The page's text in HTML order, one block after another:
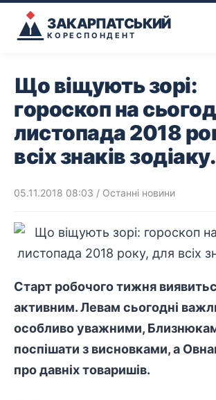
ЗАКАРПАТСЬКИЙ
КОРЕСПОНДЕНТ
Що віщують зорі:
гороскоп на
листопада 2018
всіх знаків зодіаку.
05.11.2018 08:03 / Останні новини
Старт робочого тижня
активним. Левам сьогодні
особливо уважними,
поспішати з висновками, а
про давніх товаришів.